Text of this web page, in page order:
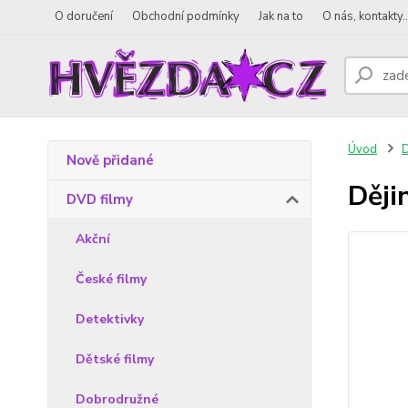
O doručení Obchodní podmínky Jak na to O nás,
Nově přidané
DVD filmy
Akční
České filmy
Detektivky
Dětské filmy
Dobrodružné
Úvod